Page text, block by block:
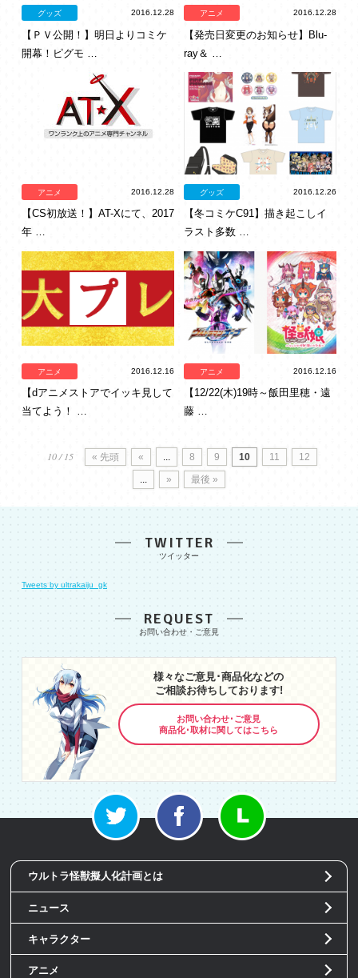
グッズ 2016.12.28
【ＰＶ公開！】明日よりコミケ
開幕！ピグモ …
アニメ 2016.12.28
【発売日変更のお知らせ】Blu-
ray＆ …
アニメ 2016.12.28
【CS初放送！】AT-Xにて、2017
年 …
グッズ 2016.12.26
【冬コミケC91】描き起こしイ
ラスト多数 …
アニメ 2016.12.16
【dアニメストアでイッキ見して
当てよう！ …
アニメ 2016.12.16
【12/22(木)19時～飯田里穂・遠
藤 …
10 / 15 « 先頭 « 8 9 10 11
12
» 最後 »
TWITTER
Tweets by ultrakaiju_gk
REQUEST
様々なご意見･商品化などの
ご相談お待ちしております!
お問い合わせ･ご意見
商品化･取材に関してはこちら
ウルトラ怪獣擬人化計画とは
ニュース
キャラクター
アニメ